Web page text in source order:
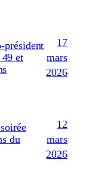
président
et
17
mars
2026
du
12
mars
2026